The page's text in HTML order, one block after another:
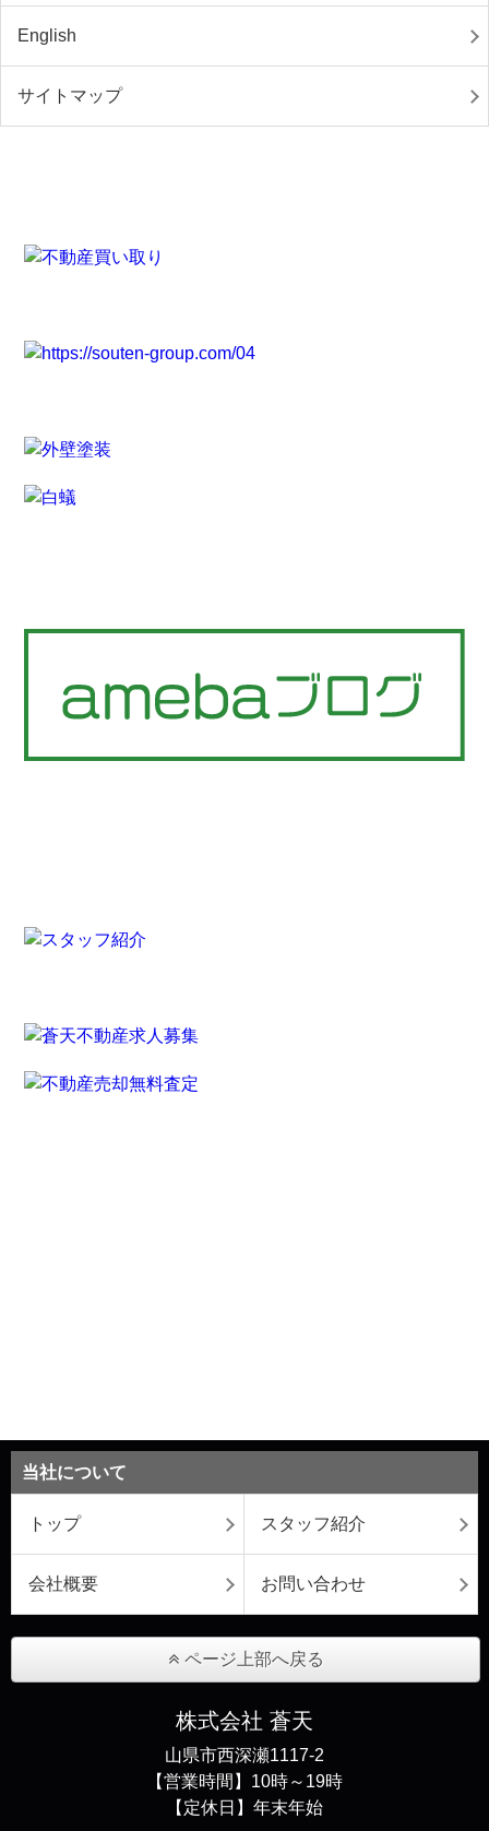
English
サイトマップ
当社について
トップ スタッフ紹介
会社概要 お問い合わせ
ページ上部へ戻る
株式会社 蒼天
山県市西深瀬1117-2
【営業時間】10時～19時
【定休日】年末年始